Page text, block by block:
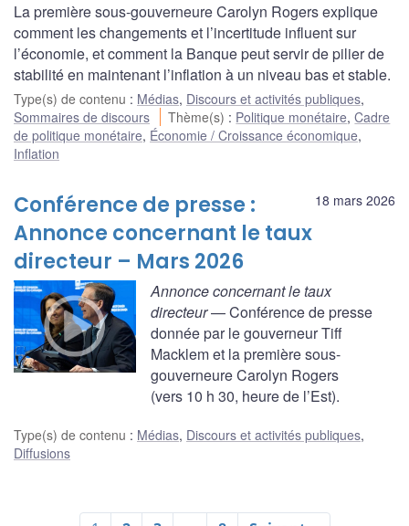
La première sous-gouverneure Carolyn Rogers explique
comment les changements et l’incertitude influent sur
l’économie, et comment la Banque peut servir de pilier de
stabilité en maintenant l’inflation à un niveau bas et stable.
Type(s) de contenu : Médias, Discours et activités publiques,
Sommaires de discours
Thème(s) : Politique monétaire,Cadre
de politique monétaire, Économie / Croissance économique,
Inflation
18 mars 2026
Conférence de presse :
Annonce concernant le taux
directeur – Mars 2026
Annonce concernant le taux
directeur— Conférence de presse
donnée par le gouverneur Tiff
Macklem et la première sous-
gouverneure Carolyn Rogers
(vers 10 h 30, heure de l’Est).
Type(s) de contenu : Médias, Discours et activités publiques,
Diffusions